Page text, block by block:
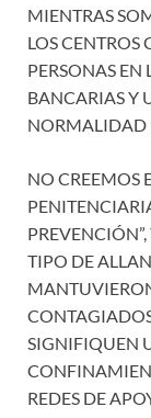
MIENTRAS
LOS CENTROS
PERSONAS EN
BANCARIAS Y
NORMALIDAD
NO CREEMOS
TIPO DE
SIGNIFIQUEN
REDES DE